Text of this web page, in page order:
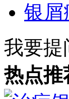
银屑
我要提
热点推